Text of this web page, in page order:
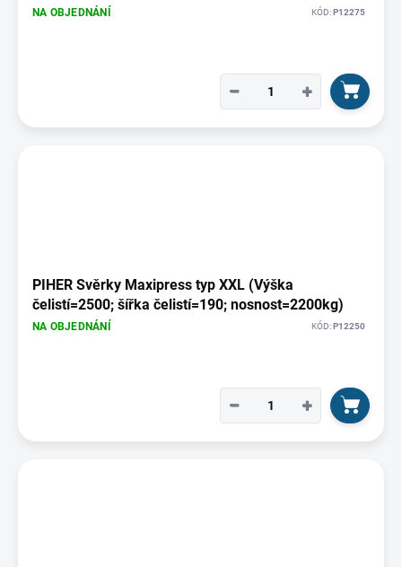
NA OBJEDNÁNÍ KÓD:P12275
+
−
PIHER Svěrky Maxipress typ XXL (Výška
čelistí=2500; šířka čelistí=190; nosnost=2200kg)
NA OBJEDNÁNÍ KÓD:P12250
+
−